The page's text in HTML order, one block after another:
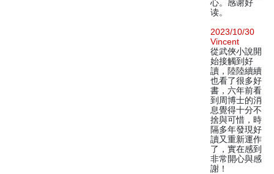
心。感谢好
读。
2023/10/30
Vincent
從武俠小說開
始接觸到好
讀，陸陸續續
也看了很多好
書，六年前看
到周博士的消
息覺得十分不
捨與可惜，時
隔多年發現好
讀又重新運作
了，實在感到
非常開心與感
謝！